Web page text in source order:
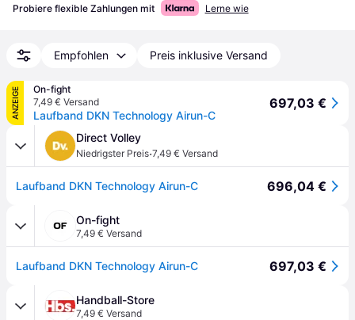
Probiere flexible Zahlungen mit Lerne wie
Empfohlen Preis inklusive Versand
ANZEIGE
On-fight
7,49 € Versand
Laufband DKN Technology Airun-C
697,03 €
Direct Volley
Niedrigster Preis·7,49 € Versand
Laufband DKN Technology Airun-C 696,04 €
On-fight
7,49 € Versand
Laufband DKN Technology Airun-C 697,03 €
Handball-Store
7,49 € Versand